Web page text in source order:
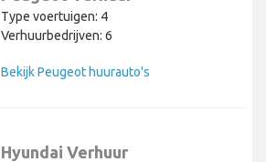
Type voertuigen: 4
Verhuurbedrijven: 6
Bekijk Peugeot huurauto's
Hyundai Verhuur